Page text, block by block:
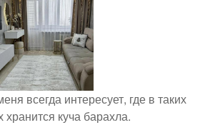
всегда интересует, где в таких
хранится куча барахла.